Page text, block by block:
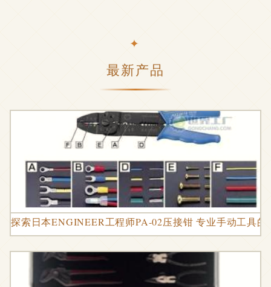
最新产品
探索日本ENGINEER工程师PA-02压接钳 专业手动工具的